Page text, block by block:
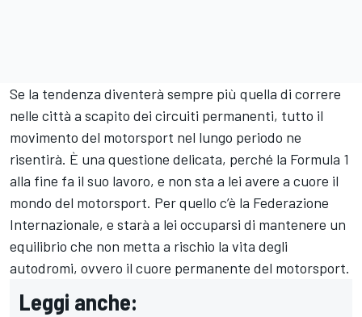
Se la tendenza diventerà sempre più quella di correre
nelle città a scapito dei circuiti permanenti, tutto il
movimento del motorsport nel lungo periodo ne
risentirà. È una questione delicata, perché la Formula 1
alla fine fa il suo lavoro, e non sta a lei avere a cuore il
mondo del motorsport. Per quello c’è la Federazione
Internazionale, e starà a lei occuparsi di mantenere un
equilibrio che non metta a rischio la vita degli
autodromi, ovvero il cuore permanente del motorsport.
Leggi anche: